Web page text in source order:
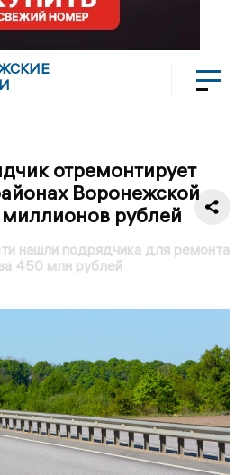
отремонтирует
Воронежской
рублей
нашли подрядчика для ремонта
450 млн рублей